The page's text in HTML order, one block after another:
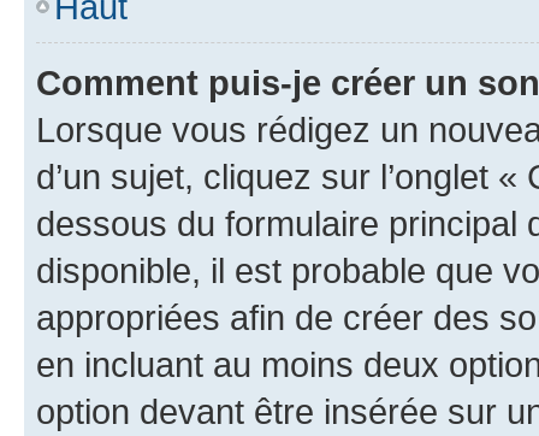
Comment puis-je créer un
Lorsque vous rédigez un
d’un sujet, cliquez sur l’onglet
dessous du formulaire principal
disponible, il est probable que
appropriées afin de créer des
en incluant au moins deux
option devant être insérée sur